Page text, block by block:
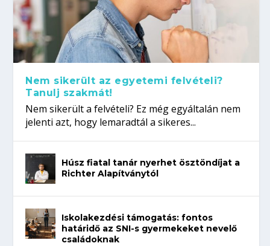
Nem sikerült az egyetemi felvételi?
Tanulj szakmát!
Nem sikerült a felvételi? Ez még egyáltalán nem
jelenti azt, hogy lemaradtál a sikeres...
Húsz fiatal tanár nyerhet ösztöndíjat a
Richter Alapítványtól
Iskolakezdési támogatás: fontos
határidő az SNI-s gyermekeket nevelő
családoknak